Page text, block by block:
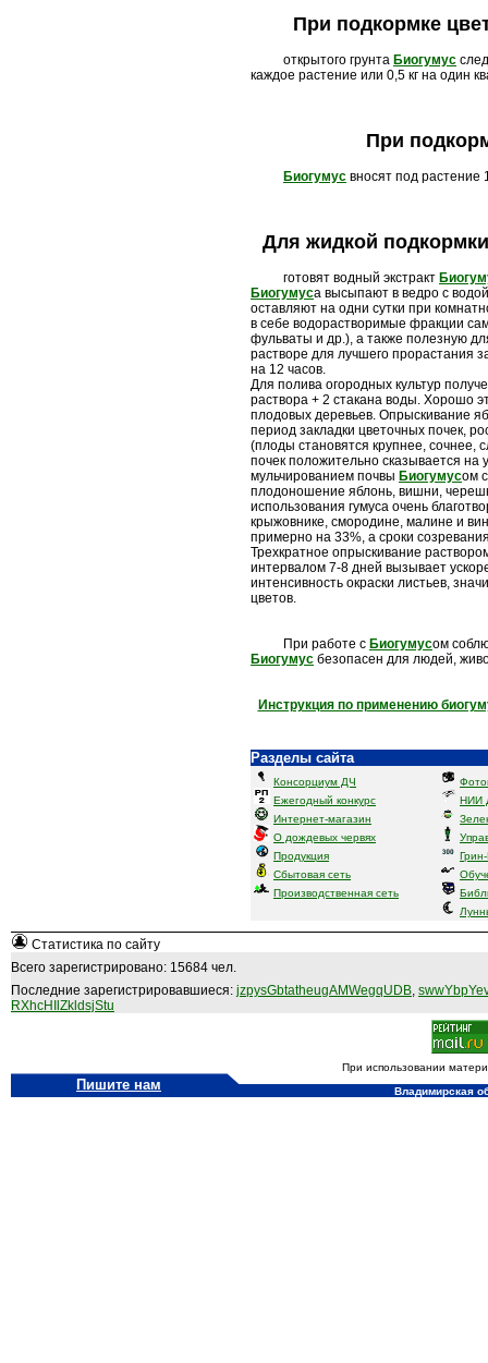
При подкормке
открытого грунта Биогумус
каждое растение или 0,5 кг на один
При
Биогумус вносят под растение
Для жидкой
готовят водный экстракт
Биогумуса высыпают в ведро с
оставляют на одни сутки при
в себе водорастворимые фракции
фульваты и др.), а также полезную
растворе для лучшего прорастания
на 12 часов.
Для полива огородных культур
раствора + 2 стакана воды. Хорошо
плодовых деревьев. Опрыскивание
период закладки цветочных почек,
(плоды становятся крупнее, сочнее,
почек положительно сказывается
мульчированием почвы Биогумусом
плодоношение яблонь, вишни,
использования гумуса очень
крыжовнике, смородине, малине и
примерно на 33%, а сроки
Трехкратное опрыскивание
интервалом 7-8 дней вызывает
интенсивность окраски листьев,
цветов.
При работе с Биогумусом
Биогумус безопасен для людей,
Инструкция по применению
Разделы сайта
Консорциум ДЧ
Ежегодный конкурс
Интернет-магазин
О дождевых червях
Продукция
Сбытовая сеть
Производственная сеть
НИИ
Статистика по сайту
Всего зарегистрировано: 15684 чел.
Последние зарегистрировавшиеся: jzpysGbtatheugAMWegqUDB,
RXhcHIlZkldsjStu
При использовании
Пишите нам Владимирская